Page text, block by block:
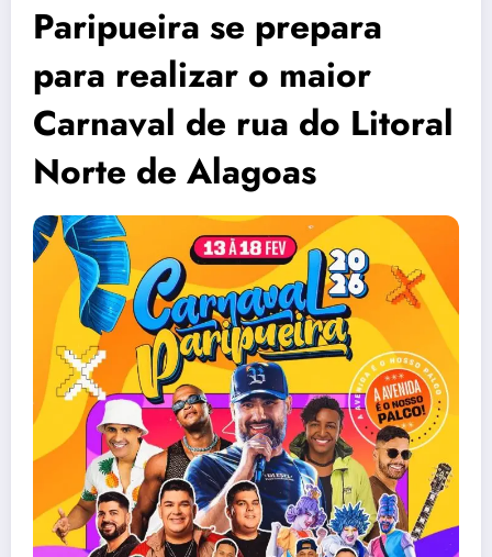
Paripueira se prepara
para realizar o maior
Carnaval de rua do Litoral
Norte de Alagoas